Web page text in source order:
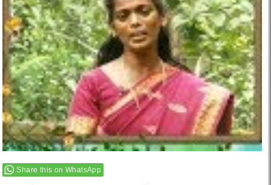
Share this on WhatsApp